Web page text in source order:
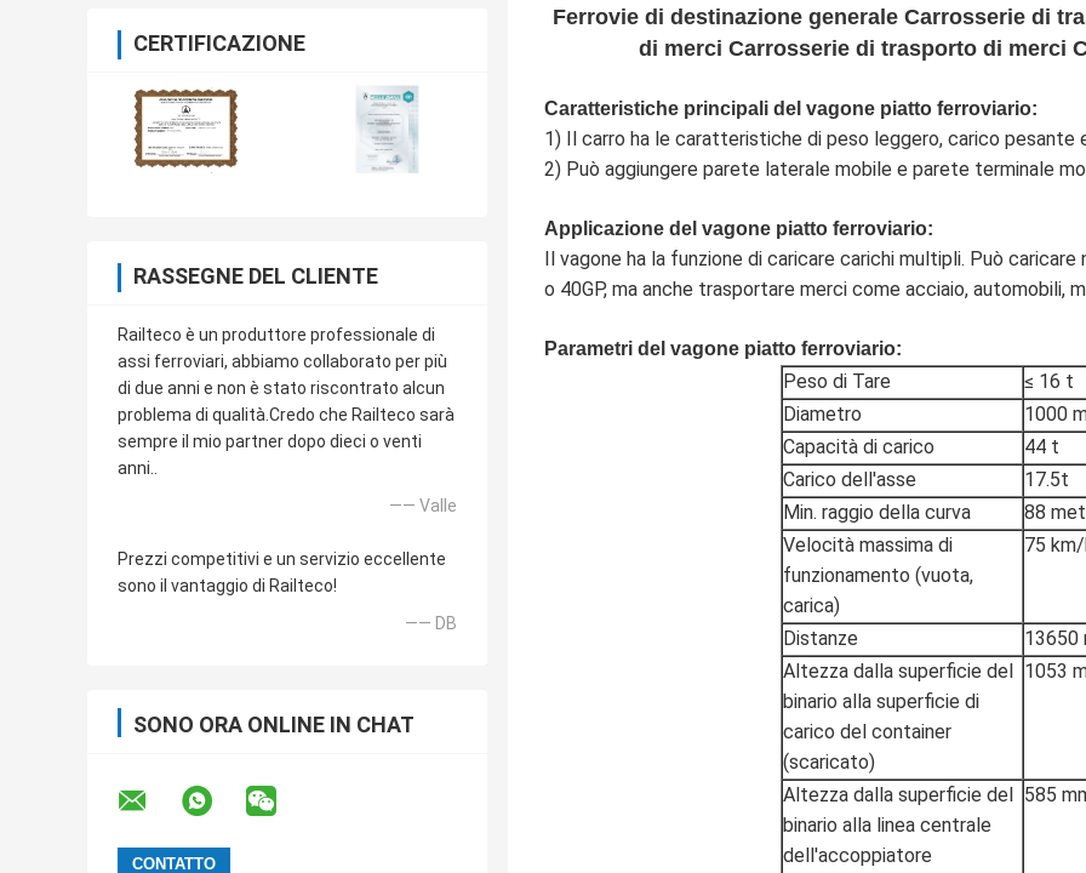
CERTIFICAZIONE
RASSEGNE DEL CLIENTE
Railteco è un produttore professionale di
assi ferroviari, abbiamo collaborato per più
di due anni e non è stato riscontrato alcun
problema di qualità.Credo che Railteco sarà
sempre il mio partner dopo dieci o venti
anni..
—— Valle
Prezzi competitivi e un servizio eccellente
sono il vantaggio di Railteco!
—— DB
SONO ORA ONLINE IN CHAT
Ferrovie di destinazione generale Carrosserie di
di merci Carrosserie di trasporto di merci
Caratteristiche principali del vagone piatto ferroviario:
1) Il carro ha le caratteristiche di peso leggero, carico pesante
2) Può aggiungere parete laterale mobile e parete terminale
Applicazione del vagone piatto ferroviario:
Il vagone ha la funzione di caricare carichi multipli. Può
o 40GP, ma anche trasportare merci come acciaio, automobili,
Parametri del vagone piatto ferroviario:
Peso di Tare
≤ 16 t
Diametro
1000
Capacità di carico
44 t
Carico dell'asse
17.5t
Min. raggio della curva
88
Velocità massima di
funzionamento (vuota,
carica)
75
Distanze
13650
Altezza dalla superficie del
binario alla superficie di
carico del container
(scaricato)
1053
Altezza dalla superficie del
binario alla linea centrale
dell'accoppiatore
585